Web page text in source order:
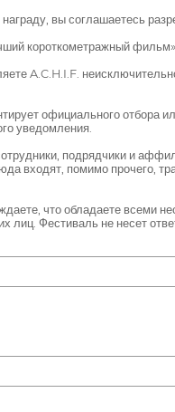
вы соглашаетесь
короткометражный
A.C.H.I.F.
официального отбора
уведомления.
подрядчики и
входят, помимо прочего,
что обладаете
лиц. Фестиваль не несет